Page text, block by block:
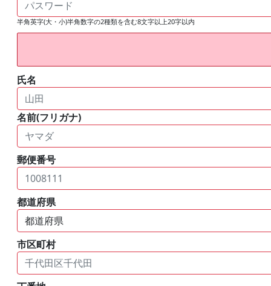
半角英字(大・小)半角数字の2種類を含む8文字以上20字以内
氏名
名前(フリガナ)
郵便番号
都道府県
市区町村